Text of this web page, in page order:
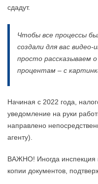
сдадут.
Чтобы все процессы
создали для вас
просто рассказываем
процентам – с
Начиная с 2022 года,
уведомление на руки
направлено
агенту).
ВАЖНО! Иногда инспекция
копии документов,